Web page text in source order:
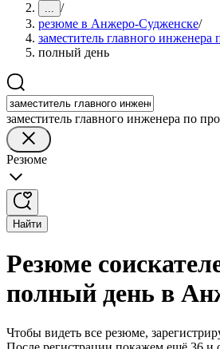
... /
резюме в Анжеро-Судженске/
заместитель главного инженера
полный день
заместитель главного инженера по
Резюме
Найти
Резюме
полный день в
Чтобы видеть все резюме,